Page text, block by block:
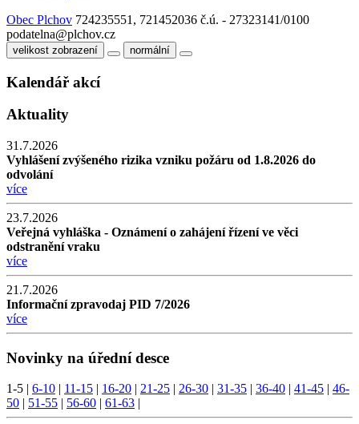
Obec Plchov 724235551, 721452036 č.ú. - 27323141/0100
podatelna@plchov.cz
velikost zobrazení normální
Kalendář akcí
Aktuality
31.7.2026
Vyhlášení zvýšeného rizika vzniku požáru od 1.8.2026 do
odvolání
více
23.7.2026
Veřejná vyhláška - Oznámení o zahájení řízení ve věci
odstranění vraku
více
21.7.2026
Informační zpravodaj PID 7/2026
více
Novinky na úřední desce
1-5 6-10 11-15 16-20 21-25 26-30 31-35 36-40 41-45
46-
50
51-55 56-60 61-63